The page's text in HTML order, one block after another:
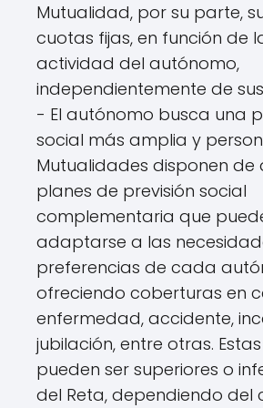
Mutualidad, por su parte,
cuotas fijas, en función de
actividad del autónomo,
independientemente de
- El autónomo busca una
social más amplia y
Mutualidades disponen de
planes de previsión social
complementaria que
adaptarse a las
preferencias de cada
ofreciendo coberturas en
enfermedad, accidente,
jubilación, entre otras.
pueden ser superiores o
del Reta, dependiendo del